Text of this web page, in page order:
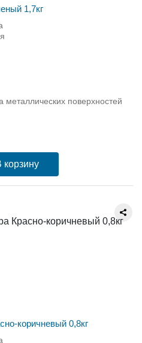
1,7кг
металлических поверхностей
корзину
коричневый 0,8кг